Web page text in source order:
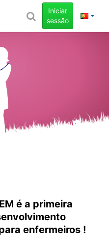
Iniciar
sessão
é a primeira
enfermeiros !